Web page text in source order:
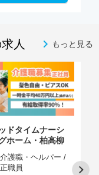
人 もっと見る
ドタイムナーシ
ホーム・柏高柳
介護職・ヘルパー /
正職員